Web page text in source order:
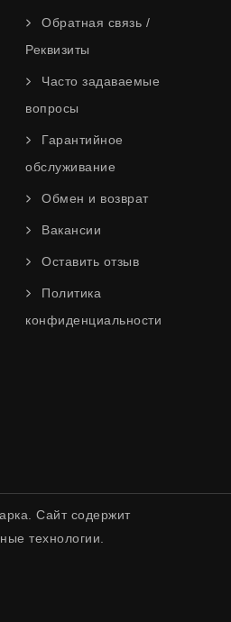
Обратная связь /
Реквизиты
Часто задаваемые
вопросы
Гарантийное
обслуживание
Обмен и возврат
Вакансии
Оставить отзыв
Политика
конфиденциальности
Сайт содержит
технологии.